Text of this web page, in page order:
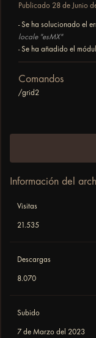
Publicado 28 de Junio
- Se ha solucionado el
locale "esMX"
- Se ha añadido el
Comandos
/grid2
Información del
Visitas
21.535
Descargas
8.070
Subido
7 de Marzo del 2023